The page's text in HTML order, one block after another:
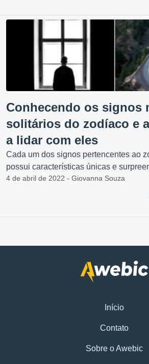
Conhecendo os signos
solitários do zodíaco e
a lidar com eles
Cada um dos signos pertencentes ao
possui características únicas e
4 de abril de 2022 - Giovanna Souza
Início
Contato
Sobre o Awebic